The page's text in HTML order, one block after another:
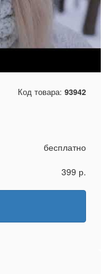
Код товара: 93942
бесплатно
399 р.